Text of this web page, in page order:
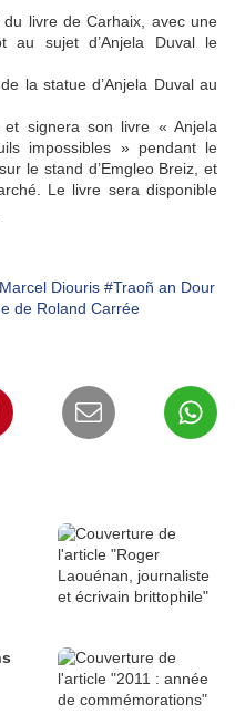
du livre de Carhaix, avec une
au sujet d’Anjela Duval le
la statue d’Anjela Duval au
et signera son livre « Anjela
impossibles » pendant le
le stand d’Emgleo Breiz, et
Le livre sera disponible
Diouris #Traoñ an Dour
de Roland Carrée